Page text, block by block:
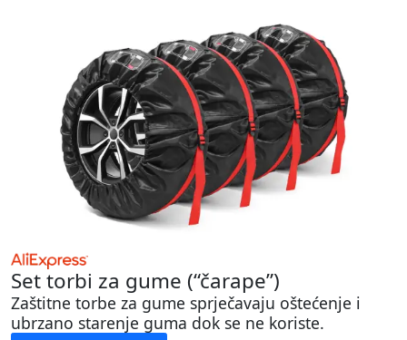
Set torbi za gume (“čarape”)
Zaštitne torbe za gume sprječavaju oštećenje i
ubrzano starenje guma dok se ne koriste.